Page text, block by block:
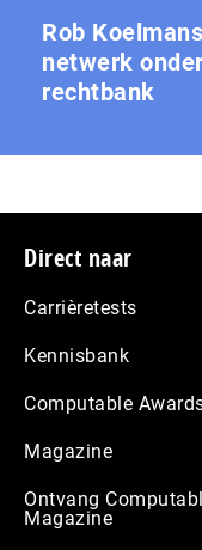
Rob Koelmans
netwerk
rechtbank
Footer
Direct naar
Carrièretests
Kennisbank
Computable
Magazine
Ontvang
Magazine